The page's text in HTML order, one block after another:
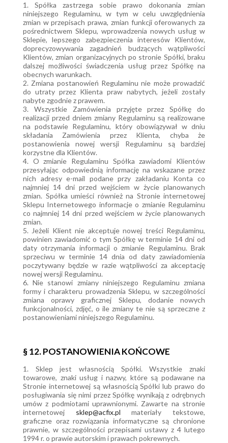
1. Spółka zastrzega sobie prawo dokonania zmian
niniejszego Regulaminu, w tym w celu uwzględnienia
zmian w przepisach prawa, zmian funkcji oferowanych za
pośrednictwem Sklepu, wprowadzenia nowych usług w
Sklepie, lepszego zabezpieczenia interesów Klientów,
doprecyzowywania zagadnień budzących wątpliwości
Klientów, zmian organizacyjnych po stronie Spółki, braku
dalszej możliwości świadczenia usług przez Spółkę na
obecnych warunkach.
2. Zmiana postanowień Regulaminu nie może prowadzić
do utraty przez Klienta praw nabytych, jeżeli zostały
nabyte zgodnie z prawem.
3. Wszystkie Zamówienia przyjęte przez Spółkę do
realizacji przed dniem zmiany Regulaminu są realizowane
na podstawie Regulaminu, który obowiązywał w dniu
składania Zamówienia przez Klienta, chyba że
postanowienia nowej wersji Regulaminu są bardziej
korzystne dla Klientów.
4. O zmianie Regulaminu Spółka zawiadomi Klientów
przesyłając odpowiednią informację na wskazane przez
nich adresy e-mail podane przy zakładaniu Konta co
najmniej 14 dni przed wejściem w życie planowanych
zmian. Spółka umieści również na Stronie internetowej
Sklepu Internetowego informacje o zmianie Regulaminu
co najmniej 14 dni przed wejściem w życie planowanych
zmian.
5. Jeżeli Klient nie akceptuje nowej treści Regulaminu,
powinien zawiadomić o tym Spółkę w terminie 14 dni od
daty otrzymania informacji o zmianie Regulaminu. Brak
sprzeciwu w terminie 14 dnia od daty zawiadomienia
poczytywany będzie w razie wątpliwości za akceptację
nowej wersji Regulaminu.
6. Nie stanowi zmiany niniejszego Regulaminu zmiana
formy i charakteru prowadzenia Sklepu, w szczególności
zmiana oprawy graficznej Sklepu, dodanie nowych
funkcjonalności, zdjęć, o ile zmiany te nie są sprzeczne z
postanowieniami niniejszego Regulaminu.
§ 12. POSTANOWIENIA KOŃCOWE
1. Sklep jest własnością Spółki. Wszystkie znaki
towarowe, znaki usług i nazwy, które są podawane na
Stronie internetowej są własnością Spółki lub prawo do
posługiwania się nimi przez Spółkę wynikają z odrębnych
umów z podmiotami uprawnionymi. Zawarte na stronie
internetowej sklep@acfix.pl materiały tekstowe,
graficzne oraz rozwiązania informatyczne są chronione
prawnie, w szczególności przepisami ustawy z 4 lutego
1994 r. o prawie autorskim i prawach pokrewnych.